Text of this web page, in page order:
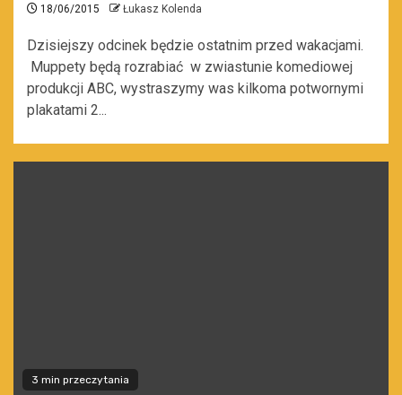
18/06/2015 Łukasz Kolenda
Dzisiejszy odcinek będzie ostatnim przed wakacjami.
Muppety będą rozrabiać w zwiastunie komediowej
produkcji ABC, wystraszymy was kilkoma potwornymi
plakatami 2...
3 min przeczytania